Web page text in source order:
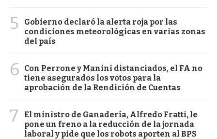
5
Gobierno declaró la alerta roja por las
condiciones meteorológicas en varias zonas
del país
6
Con Perrone y Manini distanciados, el FA no
tiene asegurados los votos para la
aprobación de la Rendición de Cuentas
7
El ministro de Ganadería, Alfredo Fratti, le
pone un freno a la reducción de la jornada
laboral y pide que los robots aporten al BPS